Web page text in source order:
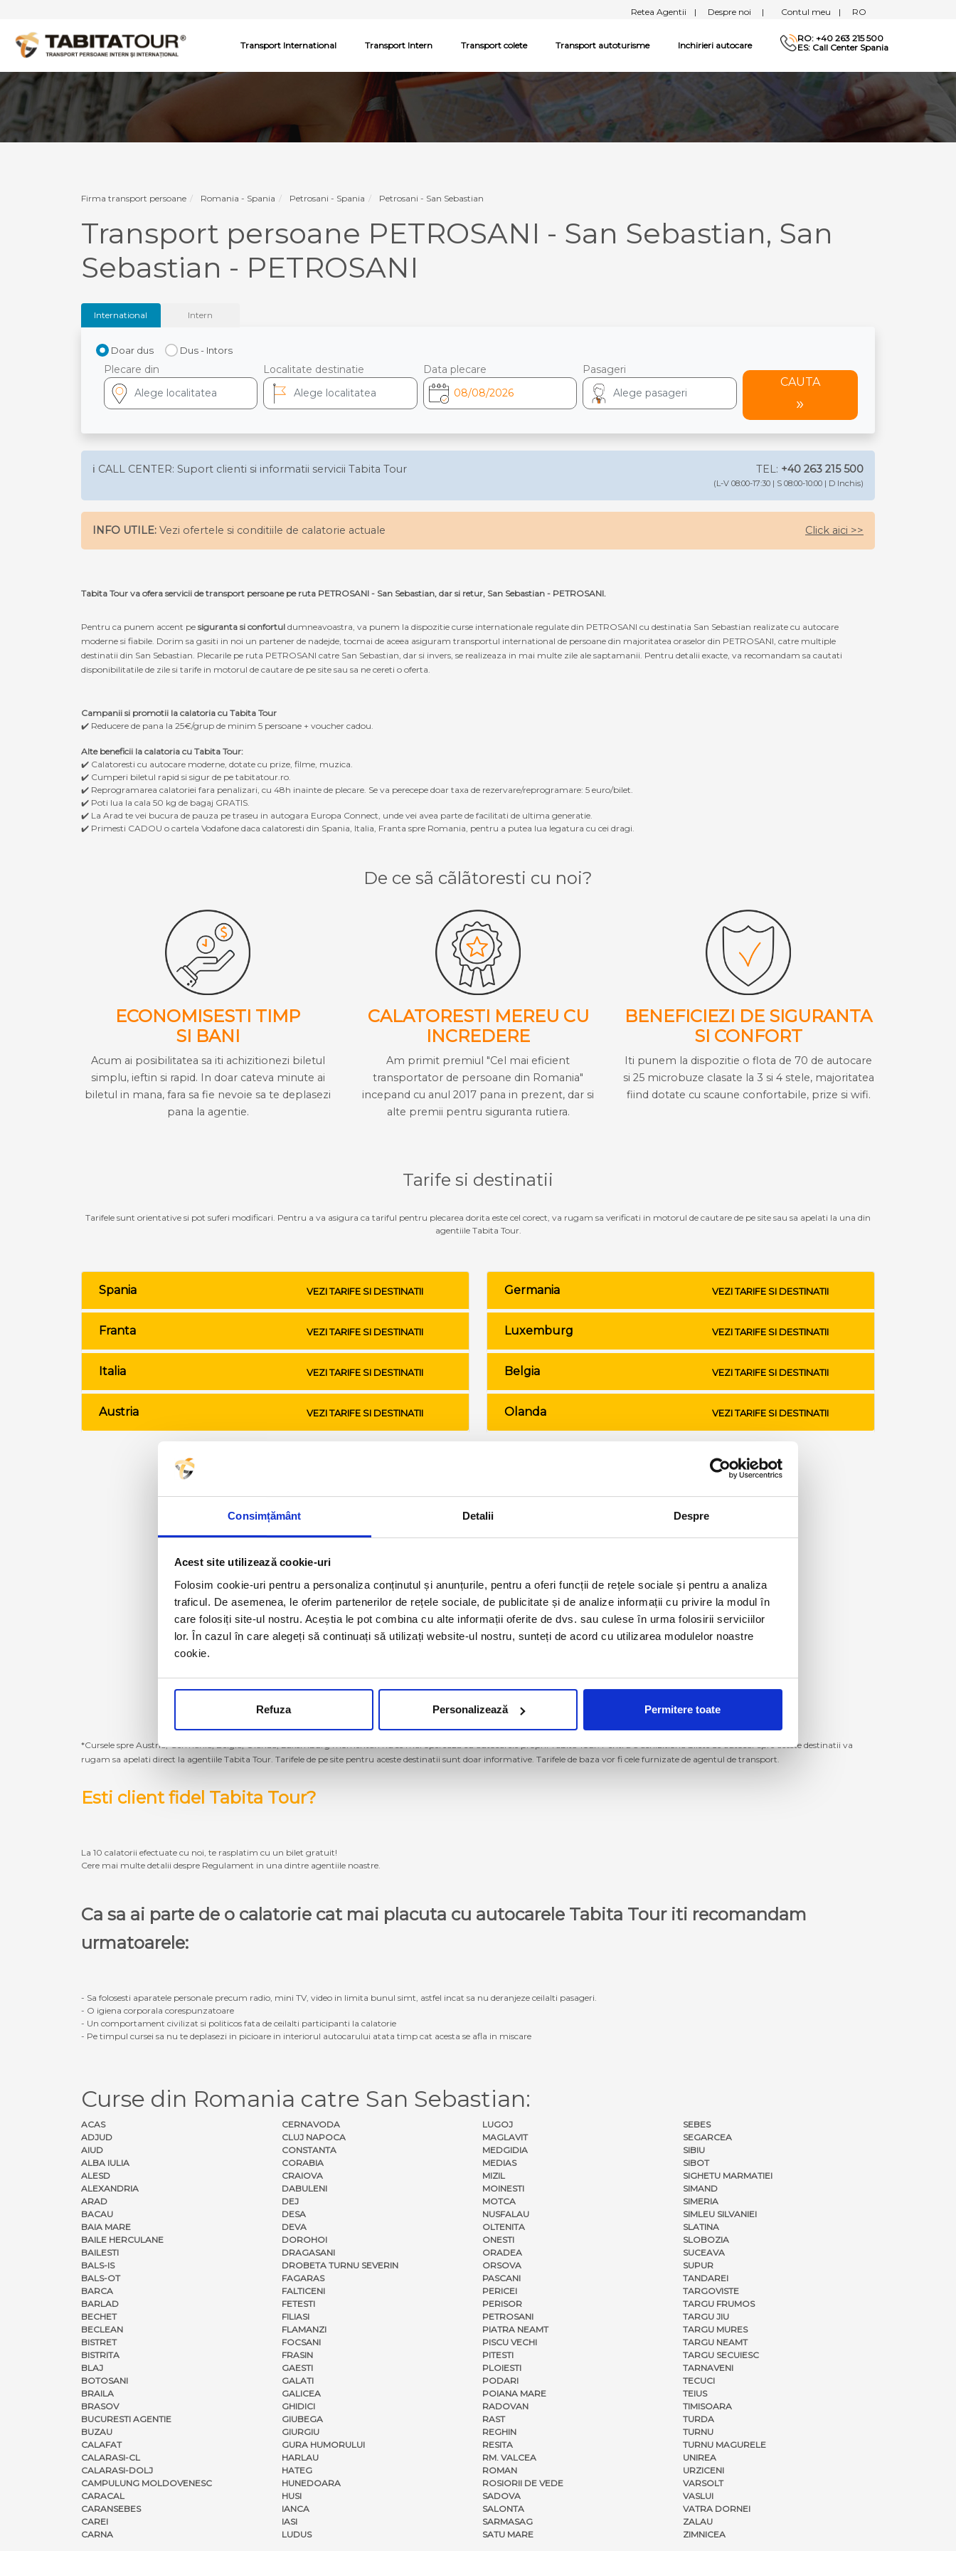
Consimțământ Detalii Despre
Acest site utilizează cookie-uri
Folosim cookie-uri pentru a personaliza conținutul și anunțurile, pentru a oferi funcții de rețele sociale și pentru a analiza
traficul. De asemenea, le oferim partenerilor de rețele sociale, de publicitate și de analize informații cu privire la modul în
care folosiți site-ul nostru. Aceștia le pot combina cu alte informații oferite de dvs. sau culese în urma folosirii serviciilor
lor. În cazul în care alegeți să continuați să utilizați website-ul nostru, sunteți de acord cu utilizarea modulelor noastre
cookie.
Refuza Personalizează Permitere toate
Retea Agentii | Despre noi | Contul meu | RO
Transport International Transport Intern Transport colete Transport autoturisme Inchirieri autocare
RO: +40 263 215 500
ES: Call Center Spania
Firma transport persoane Romania - Spania Petrosani - Spania Petrosani - San Sebastian
Transport persoane PETROSANI - San Sebastian, San
Sebastian - PETROSANI
International Intern
Doar dus Dus - Intors
Plecare din Localitate destinatie Data plecare Pasageri
CAUTA
ℹ️ CALL CENTER: Suport clienti si informatii servicii Tabita Tour TEL: +40 263 215 500
(L-V 08:00-17:30 | S 08:00-10:00 | D Inchis)
INFO UTILE: Vezi ofertele si conditiile de calatorie actuale Click aici >>
Tabita Tour va ofera servicii de transport persoane pe ruta PETROSANI - San Sebastian, dar si retur, San Sebastian - PETROSANI.
Pentru ca punem accent pe siguranta si confortul dumneavoastra, va punem la dispozitie curse internationale regulate din PETROSANI cu destinatia San Sebastian realizate cu autocare
moderne si fiabile. Dorim sa gasiti in noi un partener de nadejde, tocmai de aceea asiguram transportul international de persoane din majoritatea oraselor din PETROSANI, catre multiple
destinatii din San Sebastian. Plecarile pe ruta PETROSANI catre San Sebastian, dar si invers, se realizeaza in mai multe zile ale saptamanii. Pentru detalii exacte, va recomandam sa cautati
disponibilitatile de zile si tarife in motorul de cautare de pe site sau sa ne cereti o oferta.
Campanii si promotii la calatoria cu Tabita Tour
✔️ Reducere de pana la 25€/grup de minim 5 persoane + voucher cadou.
Alte beneficii la calatoria cu Tabita Tour:
✔️ Calatoresti cu autocare moderne, dotate cu prize, filme, muzica.
✔️ Cumperi biletul rapid si sigur de pe tabitatour.ro.
✔️ Reprogramarea calatoriei fara penalizari, cu 48h inainte de plecare. Se va perecepe doar taxa de rezervare/reprogramare: 5 euro/bilet.
✔️ Poti lua la cala 50 kg de bagaj GRATIS.
✔️ La Arad te vei bucura de pauza pe traseu in autogara Europa Connect, unde vei avea parte de facilitati de ultima generatie.
✔️ Primesti CADOU o cartela Vodafone daca calatoresti din Spania, Italia, Franta spre Romania, pentru a putea lua legatura cu cei dragi.
De ce sã cãlãtoresti cu noi?
ECONOMISESTI TIMP
SI BANI
Acum ai posibilitatea sa iti achizitionezi biletul
simplu, ieftin si rapid. In doar cateva minute ai
biletul in mana, fara sa fie nevoie sa te deplasezi
pana la agentie.
CALATORESTI MEREU CU
INCREDERE
Am primit premiul "Cel mai eficient
transportator de persoane din Romania"
incepand cu anul 2017 pana in prezent, dar si
alte premii pentru siguranta rutiera.
BENEFICIEZI DE SIGURANTA
SI CONFORT
Iti punem la dispozitie o flota de 70 de autocare
si 25 microbuze clasate la 3 si 4 stele, majoritatea
fiind dotate cu scaune confortabile, prize si wifi.
Tarife si destinatii
Tarifele sunt orientative si pot suferi modificari. Pentru a va asigura ca tariful pentru plecarea dorita este cel corect, va rugam sa verificati in motorul de cautare de pe site sau sa apelati la una din
agentiile Tabita Tour.
Spania VEZI TARIFE SI DESTINATII
Franta VEZI TARIFE SI DESTINATII
Italia VEZI TARIFE SI DESTINATII
Austria VEZI TARIFE SI DESTINATII
Germania VEZI TARIFE SI DESTINATII
Luxemburg VEZI TARIFE SI DESTINATII
Belgia VEZI TARIFE SI DESTINATII
Olanda VEZI TARIFE SI DESTINATII
*Cursele spre Austria, Germania, Belgia, Olanda, Luxemburg momentan nu se mai operează cu autocarele proprii Tabita Tour. Pentru a achizitiona bilete de autocar spre aceste destinatii va
rugam sa apelati direct la agentiile Tabita Tour. Tarifele de pe site pentru aceste destinatii sunt doar informative. Tarifele de baza vor fi cele furnizate de agentul de transport.
Esti client fidel Tabita Tour?
La 10 calatorii efectuate cu noi, te rasplatim cu un bilet gratuit!
Cere mai multe detalii despre Regulament in una dintre agentiile noastre.
Ca sa ai parte de o calatorie cat mai placuta cu autocarele Tabita Tour iti recomandam
urmatoarele:
- Sa folosesti aparatele personale precum radio, mini TV, video in limita bunul simt, astfel incat sa nu deranjeze ceilalti pasageri.
- O igiena corporala corespunzatoare
- Un comportament civilizat si politicos fata de ceilalti participanti la calatorie
- Pe timpul cursei sa nu te deplasezi in picioare in interiorul autocarului atata timp cat acesta se afla in miscare
Curse din Romania catre San Sebastian:
ACAS
ADJUD
AIUD
ALBA IULIA
ALESD
ALEXANDRIA
ARAD
BACAU
BAIA MARE
BAILE HERCULANE
BAILESTI
BALS-IS
BALS-OT
BARCA
BARLAD
BECHET
BECLEAN
BISTRET
BISTRITA
BLAJ
BOTOSANI
BRAILA
BRASOV
BUCURESTI AGENTIE
BUZAU
CALAFAT
CALARASI-CL
CALARASI-DOLJ
CAMPULUNG MOLDOVENESC
CARACAL
CARANSEBES
CAREI
CARNA
CERNAVODA
CLUJ NAPOCA
CONSTANTA
CORABIA
CRAIOVA
DABULENI
DEJ
DESA
DEVA
DOROHOI
DRAGASANI
DROBETA TURNU SEVERIN
FAGARAS
FALTICENI
FETESTI
FILIASI
FLAMANZI
FOCSANI
FRASIN
GAESTI
GALATI
GALICEA
GHIDICI
GIUBEGA
GIURGIU
GURA HUMORULUI
HARLAU
HATEG
HUNEDOARA
HUSI
IANCA
IASI
LUDUS
LUGOJ
MAGLAVIT
MEDGIDIA
MEDIAS
MIZIL
MOINESTI
MOTCA
NUSFALAU
OLTENITA
ONESTI
ORADEA
ORSOVA
PASCANI
PERICEI
PERISOR
PETROSANI
PIATRA NEAMT
PISCU VECHI
PITESTI
PLOIESTI
PODARI
POIANA MARE
RADOVAN
RAST
REGHIN
RESITA
RM. VALCEA
ROMAN
ROSIORII DE VEDE
SADOVA
SALONTA
SARMASAG
SATU MARE
SEBES
SEGARCEA
SIBIU
SIBOT
SIGHETU MARMATIEI
SIMAND
SIMERIA
SIMLEU SILVANIEI
SLATINA
SLOBOZIA
SUCEAVA
SUPUR
TANDAREI
TARGOVISTE
TARGU FRUMOS
TARGU JIU
TARGU MURES
TARGU NEAMT
TARGU SECUIESC
TARNAVENI
TECUCI
TEIUS
TIMISOARA
TURDA
TURNU
TURNU MAGURELE
UNIREA
URZICENI
VARSOLT
VASLUI
VATRA DORNEI
ZALAU
ZIMNICEA